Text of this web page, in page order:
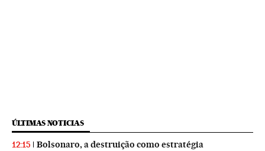
ÚLTIMAS NOTICIAS
12:15 Bolsonaro, a destruição como estratégia